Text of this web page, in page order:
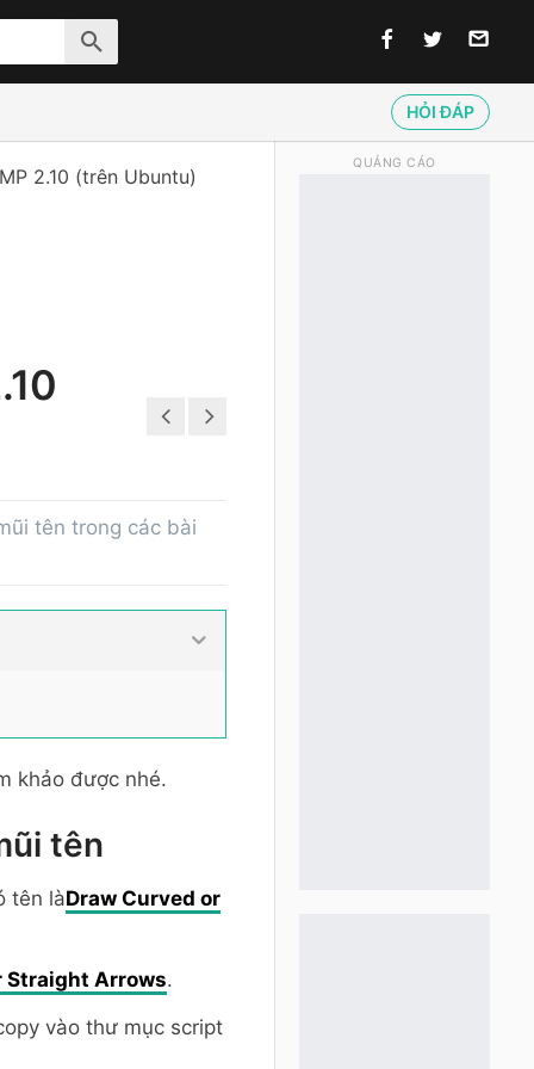
HỎI ĐÁP
2.10 (trên Ubuntu)
tên trong các bài
khảo được nhé.
tên
tên làDraw Curved or
Straight Arrows.
vào thư mục script
QUẢNG CÁO